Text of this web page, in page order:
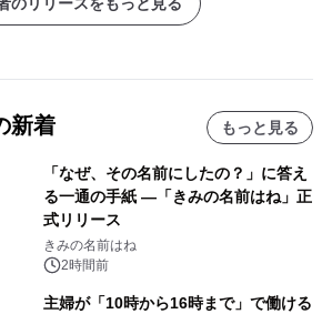
新着 もっと見る
「なぜ、その名前にしたの？」に答え
る一通の手紙 ―「きみの名前はね」正
式リリース
きみの名前はね
2時間前
主婦が「10時から16時まで」で働ける